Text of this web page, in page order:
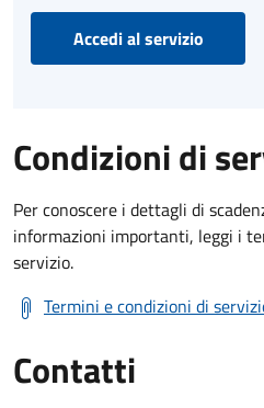
Accedi al servizio
Condizioni di
Per conoscere i dettagli di
informazioni importanti, leggi i
servizio.
Termini e condizioni di
Contatti